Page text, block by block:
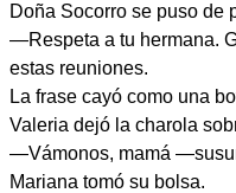
Doña Socorro se puso de
—Respeta a tu hermana.
estas reuniones.
La frase cayó como una
Valeria dejó la charola
—Vámonos, mamá
Mariana tomó su bolsa.